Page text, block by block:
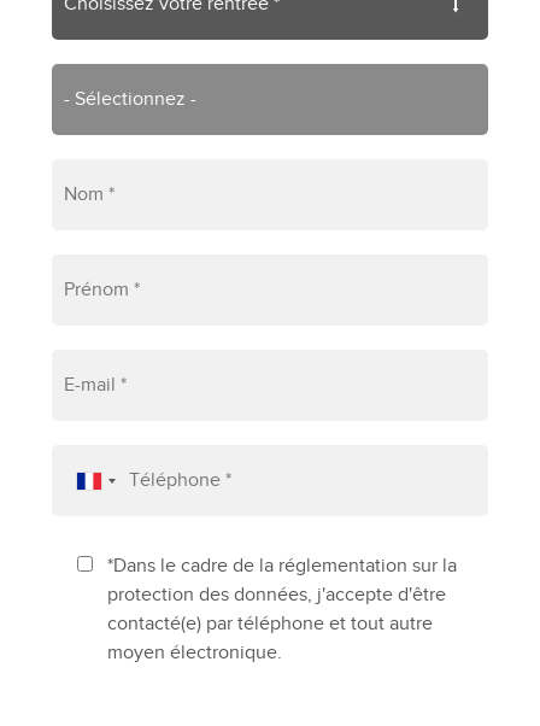
*Dans le cadre de la réglementation sur la
protection des données, j'accepte d'être
contacté(e) par téléphone et tout autre
moyen électronique.